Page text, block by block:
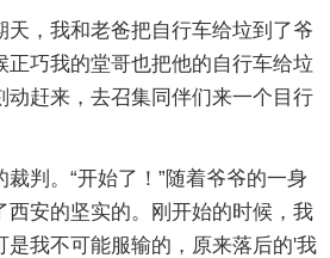
天，我和老爸把自行车给垃到了爷
正巧我的堂哥也把他的自行车给垃
动赶来，去召集同伴们来一个目行
判。“开始了！”随着爷爷的一身
西安的坚实的。刚开始的时候，我
是我不可能服输的，原来落后的'我